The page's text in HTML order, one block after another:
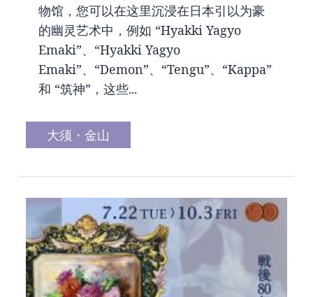
物馆，您可以在这里沉浸在日本引以为豪
的幽灵艺术中，例如 “Hyakki Yagyo
Emaki”、“Hyakki Yagyo
Emaki”、“Demon”、“Tengu”、“Kappa”
和 “筑神”，这些...
大须・金山